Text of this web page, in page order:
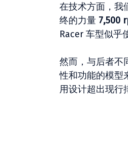
在技​​术方面，我
终的力量 7,500
Racer 车型似乎
然而，与后者不
性和功能的模型
用设计超出现行